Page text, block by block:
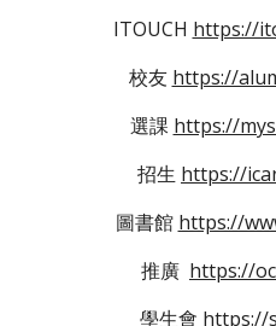
ITOUCH https://
校友 https://
選課 https://
招生 https://
圖書館 https://
推廣 https://
學生會 https://